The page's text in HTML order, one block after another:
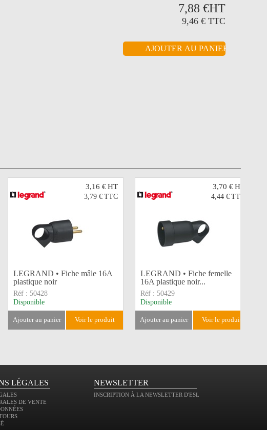
7,88 €HT
9,46 € TTC
3,16 €HT
3,79 € TTC
LEGRAND • Fiche mâle 16A
plastique noir
Réf : 50428
Disponible
ajouter au panier voir le produit
3,70 €HT
4,44 € TTC
LEGRAND • Fiche femelle
16A plastique noir...
Réf : 50429
Disponible
ajouter au panier voir le produit
LÉGALES
DE VENTE
NEWSLETTER
INSCRIPTION À LA NEWSLETTER D'ESL